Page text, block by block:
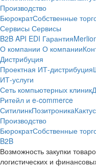
Производство
БюрократСобственные
Сервисы Сервисы
B2B API EDI Гарантия
О компании О компании
Дистрибуция
Проектная ИТ-дистрибуция
ИТ-услуги
Сеть компьютерных клиник
Ритейл и e-commerce
СитилинкПозитроникаКактус
Производство
БюрократСобственные
B2B
Возможность закупки
логистических и